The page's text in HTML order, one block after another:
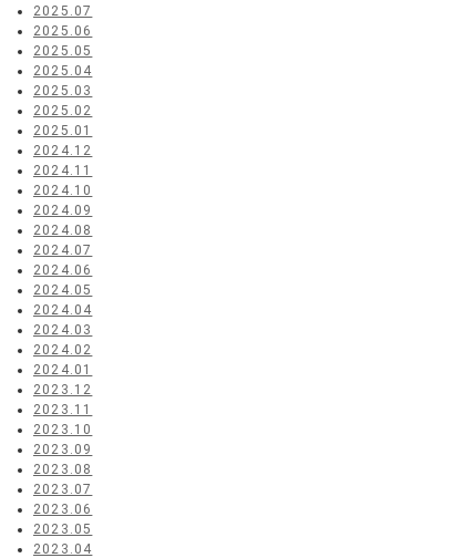
2025.07
2025.06
2025.05
2025.04
2025.03
2025.02
2025.01
2024.12
2024.11
2024.10
2024.09
2024.08
2024.07
2024.06
2024.05
2024.04
2024.03
2024.02
2024.01
2023.12
2023.11
2023.10
2023.09
2023.08
2023.07
2023.06
2023.05
2023.04